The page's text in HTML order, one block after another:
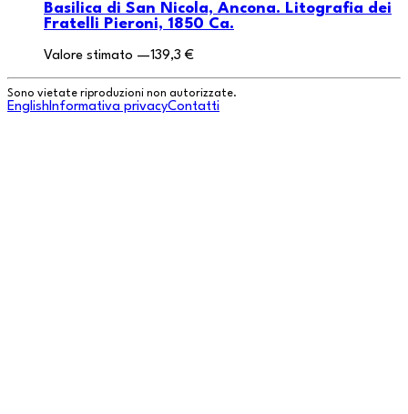
Basilica di San Nicola, Ancona. Litografia dei
Fratelli Pieroni, 1850 Ca.
Valore stimato —139,3 €
Sono vietate riproduzioni non autorizzate.
English Informativa privacyContatti